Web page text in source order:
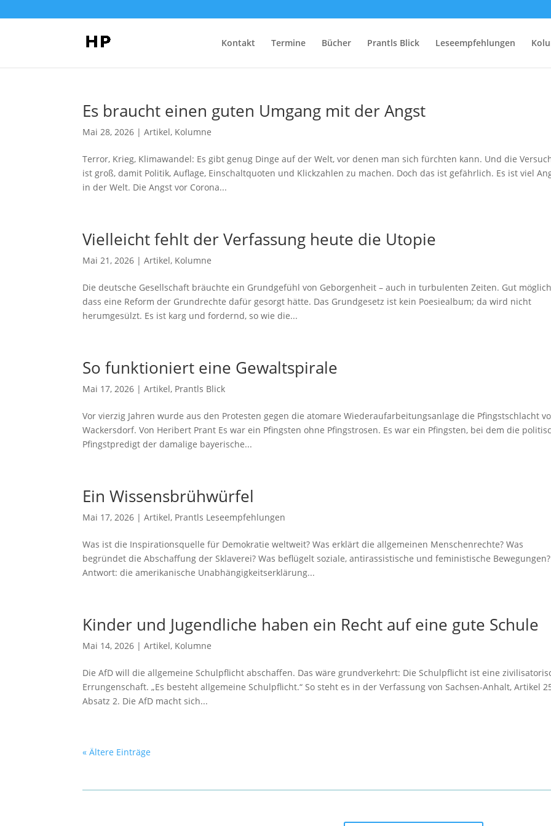
Kontakt Termine Bücher Prantls Blick Leseempfehlungen
Es braucht einen guten Umgang mit der Angst
Mai 28, 2026 |Artikel, Kolumne
Terror, Krieg, Klimawandel: Es gibt genug Dinge auf der Welt, vor denen man sich fürchten kann. Und die
ist groß, damit Politik, Auflage, Einschaltquoten und Klickzahlen zu machen. Doch das ist gefährlich. Es ist viel
in der Welt. Die Angst vor Corona...
Vielleicht fehlt der Verfassung heute die Utopie
Mai 21, 2026 |Artikel, Kolumne
Die deutsche Gesellschaft bräuchte ein Grundgefühl von Geborgenheit – auch in turbulenten Zeiten. Gut
dass eine Reform der Grundrechte dafür gesorgt hätte. Das Grundgesetz ist kein Poesiealbum; da wird nicht
herumgesülzt. Es ist karg und fordernd, so wie die...
So funktioniert eine Gewaltspirale
Mai 17, 2026 |Artikel, Prantls Blick
Vor vierzig Jahren wurde aus den Protesten gegen die atomare Wiederaufarbeitungsanlage die Pfingstschlacht
Wackersdorf. Von Heribert Prant Es war ein Pfingsten ohne Pfingstrosen. Es war ein Pfingsten, bei dem die
Pfingstpredigt der damalige bayerische...
Ein Wissensbrühwürfel
Mai 17, 2026 |Artikel, Prantls Leseempfehlungen
Was ist die Inspirationsquelle für Demokratie weltweit? Was erklärt die allgemeinen Menschenrechte? Was
begründet die Abschaffung der Sklaverei? Was beflügelt soziale, antirassistische und feministische Bewegungen?
Antwort: die amerikanische Unabhängigkeitserklärung...
Kinder und Jugendliche haben ein Recht auf eine gute Schule
Mai 14, 2026 |Artikel, Kolumne
Die AfD will die allgemeine Schulpflicht abschaffen. Das wäre grundverkehrt: Die Schulpflicht ist eine
Errungenschaft. „Es besteht allgemeine Schulpflicht.“ So steht es in der Verfassung von Sachsen-Anhalt, Artikel
Absatz 2. Die AfD macht sich...
« Ältere Einträge